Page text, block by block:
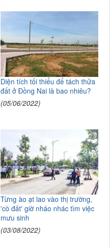
Diện tích tối thiểu để tách thửa
đất ở Đồng Nai là bao nhiêu?
(05/06/2022)
Từng ào ạt lao vào thị trường,
'cò đất' giờ nháo nhác tìm việc
mưu sinh
(03/08/2022)